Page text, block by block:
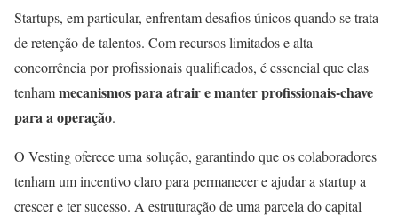
Startups, em particular, enfrentam desafios únicos quando se trata
de retenção de talentos. Com recursos limitados e alta
concorrência por profissionais qualificados, é essencial que elas
tenhammecanismos para atrair e manter profissionais-chave
para a operação.
O Vesting oferece uma solução, garantindo que os colaboradores
tenham um incentivo claro para permanecer e ajudar a startup a
crescer e ter sucesso. A estruturação de uma parcela do capital